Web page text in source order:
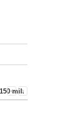
mil.